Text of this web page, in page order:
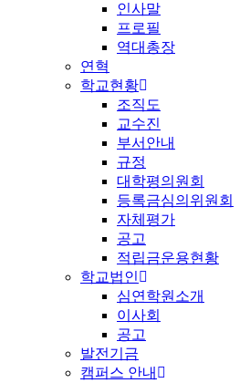
인사말
프로필
역대총장
연혁
학교현황
조직도
교수진
부서안내
규정
대학평의원회
등록금심의위원회
자체평가
공고
적립금운용현황
학교법인
심연학원소개
이사회
공고
발전기금
캠퍼스 안내